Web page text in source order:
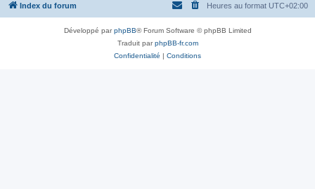
Index du forum Heures au format UTC+02:00
Développé parphpBB® Forum Software © phpBB Limited
Traduit parphpBB-fr.com
Confidentialité | Conditions